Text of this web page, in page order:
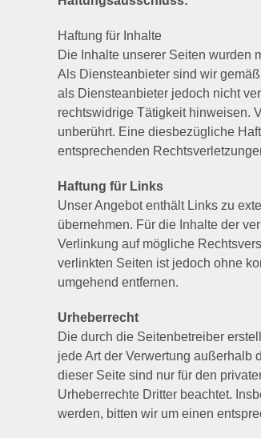
Haftung für Inhalte
Die Inhalte unserer Seiten wurden
Als Diensteanbieter sind wir
als Diensteanbieter jedoch nicht
rechtswidrige Tätigkeit hinweisen.
unberührt. Eine diesbezügliche
entsprechenden
Haftung für Links
Unser Angebot enthält Links zu
übernehmen. Für die Inhalte der
Verlinkung auf mögliche
verlinkten Seiten ist jedoch ohne
umgehend entfernen.
Urheberrecht
Die durch die Seitenbetreiber
jede Art der Verwertung außerhalb
dieser Seite sind nur für den
Urheberrechte Dritter beachtet.
werden, bitten wir um einen